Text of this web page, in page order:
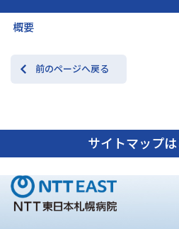
概要
前のページへ戻る
サイトマップ